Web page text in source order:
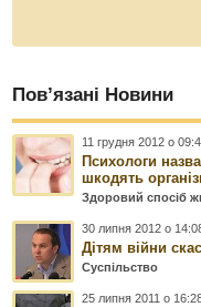
Пов’язані Новини
11 грудня 2012 о
Психологи
шкодять
Здоровий спосіб
30 липня 2012 о
Дітям війни
Суспільство
25 липня 2011 о